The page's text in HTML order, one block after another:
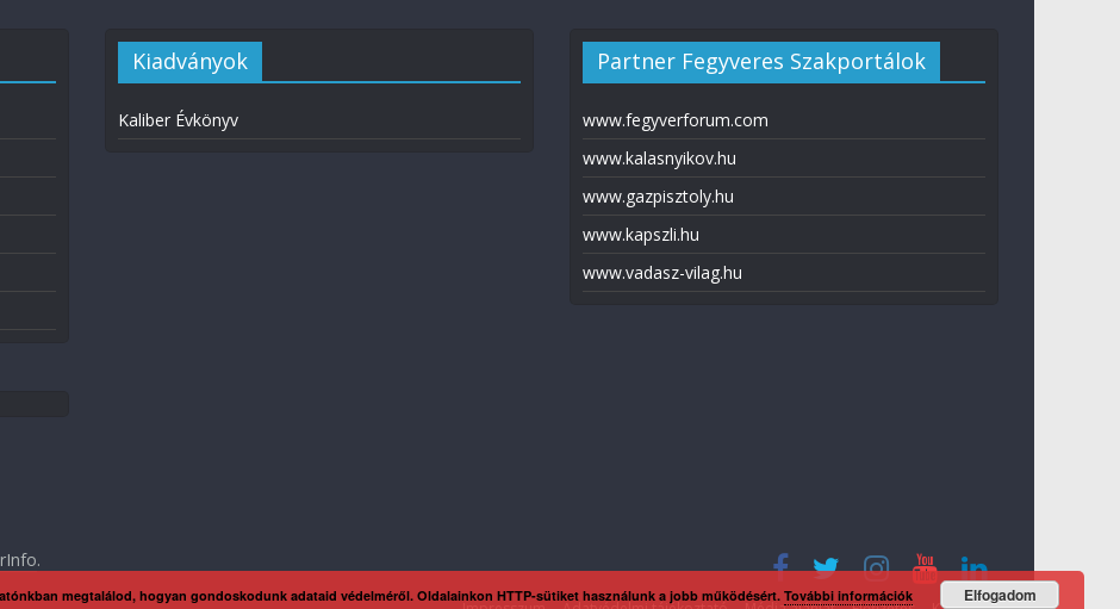
Kiadványok
Kaliber Évkönyv
Partner Fegyveres Szakportálok
www.fegyverforum.com
www.kalasnyikov.hu
www.gazpisztoly.hu
www.kapszli.hu
www.vadasz-vilag.hu
.
megtalálod, hogyan gondoskodunk adataid védelméről. Oldalainkon HTTP-sütiket használunk a jobb működésért. További információk Elfogadom